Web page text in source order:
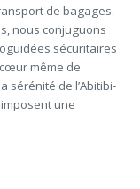
de bagages.
nous conjuguons
sécuritaires
même de
sérénité de l’Abitibi-
une